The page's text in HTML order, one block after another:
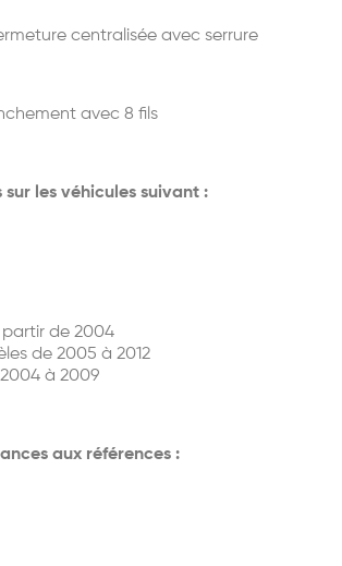
centralisée avec serrure
avec 8 fils
les véhicules suivant :
de 2004
de 2005 à 2012
2004 à 2009
aux références :